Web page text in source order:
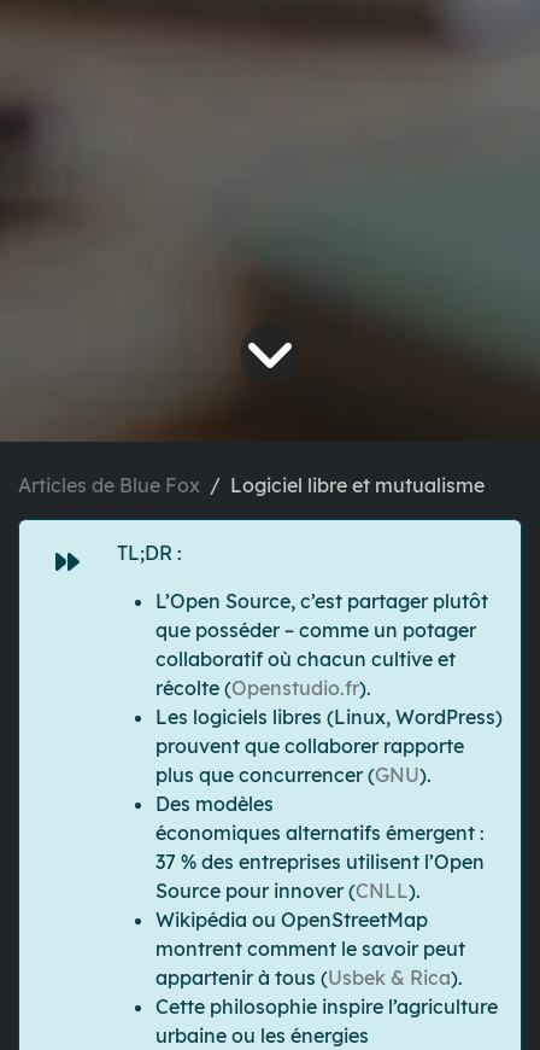
Articles de Blue Fox Logiciel libre et mutualisme
TL;DR :
L’Open Source, c’est partager plutôt
que posséder– comme un potager
collaboratif où chacun cultive et
récolte (Openstudio.fr).
Les logiciels libres (Linux, WordPress)
prouvent que collaborer rapporte
plus que concurrencer(GNU).
Des modèles
économiques alternatifs émergent :
37 % des entreprises utilisent l’Open
Source pour innover (CNLL).
Wikipédia ou OpenStreetMap
montrent comment le savoir peut
appartenir à tous (Usbek & Rica).
Cette philosophie inspire l’agriculture
urbaine ou les énergies